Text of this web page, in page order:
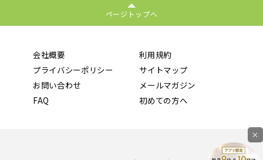
ページトップへ
会社概要
利用規約
プライバシーポリシー
サイトマップ
お問い合わせ
メールマガジン
FAQ
初めての方へ
×